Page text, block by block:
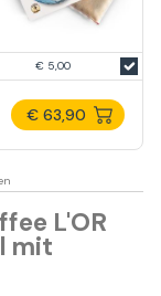
€ 5,00
€ 63,90
L'OR
mit